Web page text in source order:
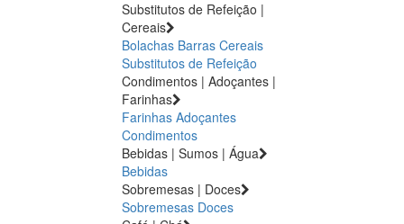
Substitutos de Refeição |
Cereais
Bolachas Barras Cereais
Substitutos de Refeição
Condimentos | Adoçantes |
Farinhas
Farinhas Adoçantes
Condimentos
Bebidas | Sumos | Água
Bebidas
Sobremesas | Doces
Sobremesas Doces